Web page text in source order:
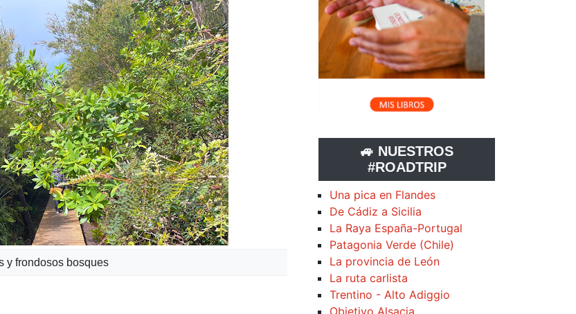
y frondosos bosques
🚙 NUESTROS
#ROADTRIP
Una pica en Flandes
De Cádiz a Sicilia
La Raya España-Portugal
Patagonia Verde (Chile)
La provincia de León
La ruta carlista
Trentino - Alto Adiggio
Objetivo Alsacia